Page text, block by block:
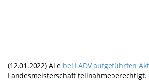
(12.01.2022) Alle bei LADV aufgeführten
Landesmeisterschaft teilnahmeberechtigt.